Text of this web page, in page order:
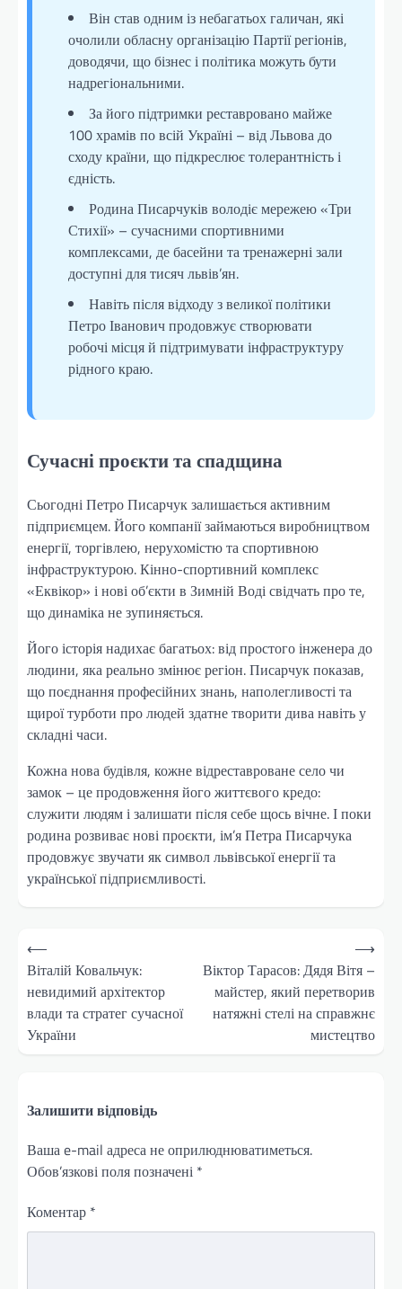
Він став одним із небагатьох галичан, які
очолили обласну організацію Партії регіонів,
доводячи, що бізнес і політика можуть бути
надрегіональними.
За його підтримки реставровано майже
100 храмів по всій Україні – від Львова до
сходу країни, що підкреслює толерантність і
єдність.
Родина Писарчуків володіє мережею «Три
Стихії» – сучасними спортивними
комплексами, де басейни та тренажерні зали
доступні для тисяч львів’ян.
Навіть після відходу з великої політики
Петро Іванович продовжує створювати
робочі місця й підтримувати інфраструктуру
рідного краю.
Сучасні проєкти та спадщина
Сьогодні Петро Писарчук залишається активним
підприємцем. Його компанії займаються виробництвом
енергії, торгівлею, нерухомістю та спортивною
інфраструктурою. Кінно-спортивний комплекс
«Еквікор» і нові об’єкти в Зимній Воді свідчать про те,
що динаміка не зупиняється.
Його історія надихає багатьох: від простого інженера до
людини, яка реально змінює регіон. Писарчук показав,
що поєднання професійних знань, наполегливості та
щирої турботи про людей здатне творити дива навіть у
складні часи.
Кожна нова будівля, кожне відреставроване село чи
замок – це продовження його життєвого кредо:
служити людям і залишати після себе щось вічне. І поки
родина розвиває нові проєкти, ім’я Петра Писарчука
продовжує звучати як символ львівської енергії та
української підприємливості.
Навігація
записів
⟵
Віталій Ковальчук:
невидимий архітектор
влади та стратег сучасної
України
Віктор Тарасов: Дядя Вітя –
майстер, який перетворив
натяжні стелі на справжнє
мистецтво
⟶
Залишити відповідь
Ваша e-mail адреса не оприлюднюватиметься.
Обов’язкові поля позначені *
Коментар *